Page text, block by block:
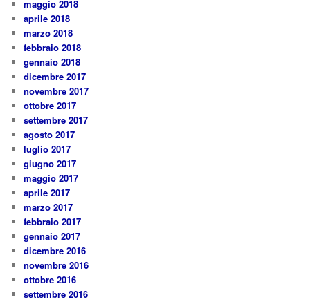
maggio 2018
aprile 2018
marzo 2018
febbraio 2018
gennaio 2018
dicembre 2017
novembre 2017
ottobre 2017
settembre 2017
agosto 2017
luglio 2017
giugno 2017
maggio 2017
aprile 2017
marzo 2017
febbraio 2017
gennaio 2017
dicembre 2016
novembre 2016
ottobre 2016
settembre 2016